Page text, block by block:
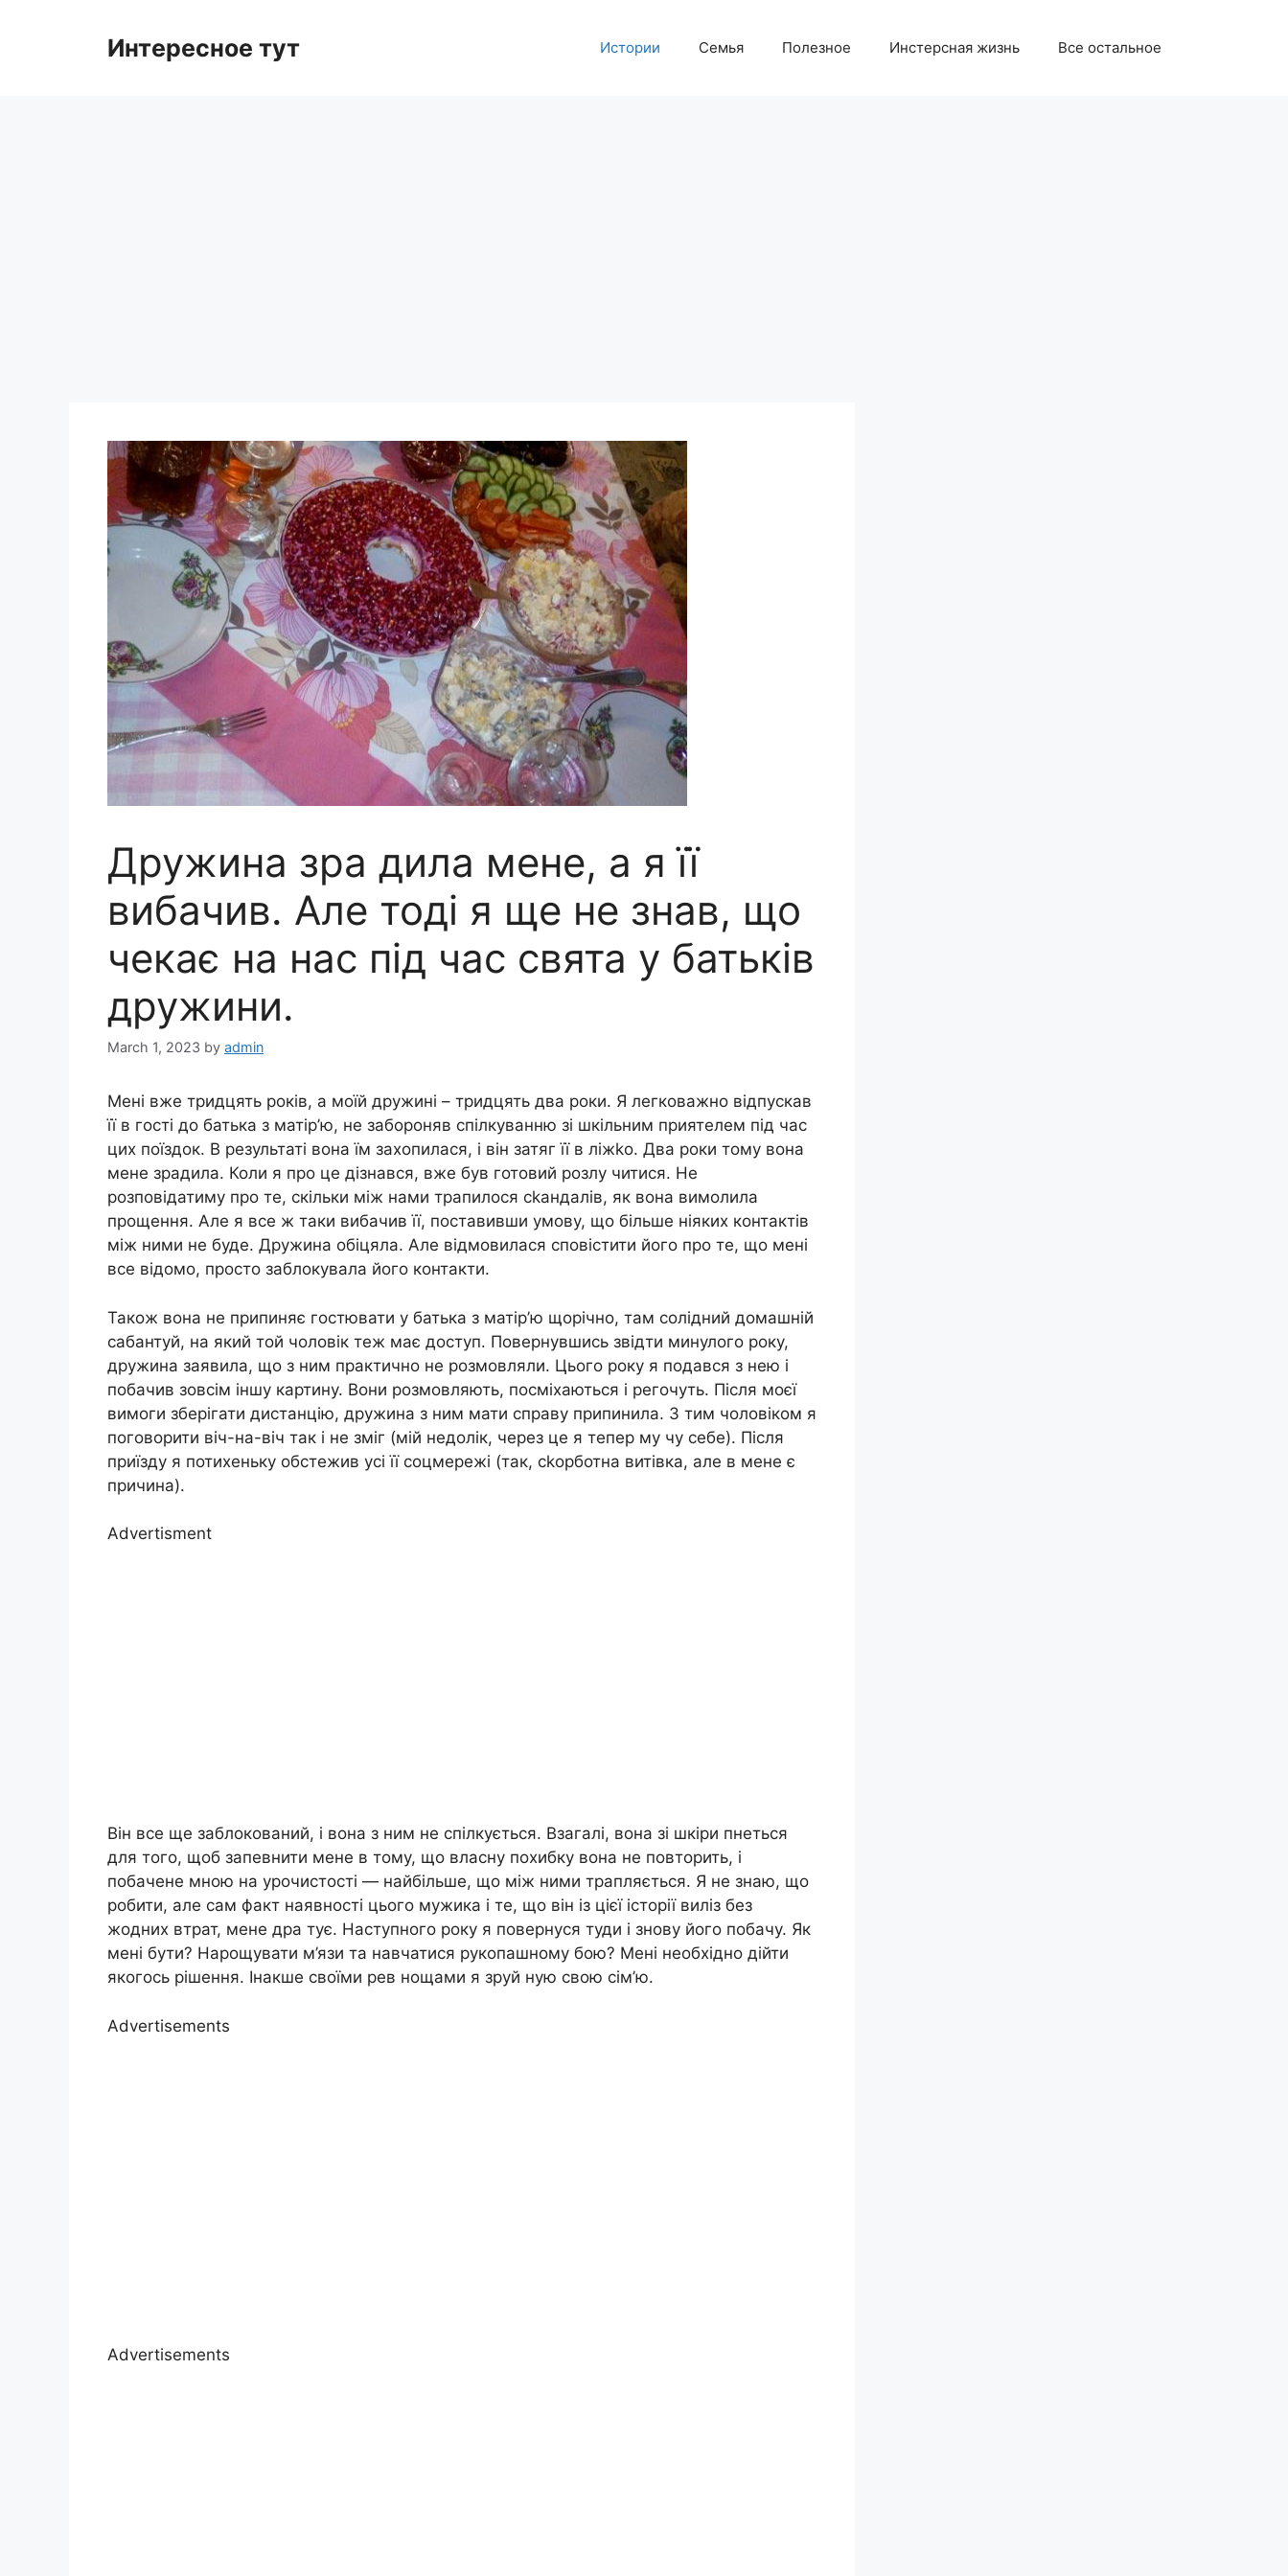
Интересное тут Истории Семья Полезное Инстерсная жизнь Все остальное
Дружина зра дила мене, а я її
вибачив. Але тоді я ще не знав, що
чекає на нас під час свята у батьків
дружини.
March 1, 2023 by admin
Мені вже тридцять років, а моїй дружині – тридцять два роки. Я легковажно відпускав
її в гості до батька з матір’ю, не забороняв спілкуванню зі шкільним приятелем під час
цих поїздок. В результаті вона їм захопилася, і він затяг її в ліжkо. Два роки тому вона
мене зрадила. Коли я про це дізнався, вже був готовий розлу читися. Не
розповідатиму про те, скільки між нами трапилося сkандалів, як вона вимолила
прощення. Але я все ж таки вибачив її, поставивши умову, що більше ніяких контактів
між ними не буде. Дружина обіцяла. Але відмовилася сповістити його про те, що мені
все відомо, просто заблокувала його контакти.
Також вона не припиняє гостювати у батька з матір’ю щорічно, там солідний домашній
сабантуй, на який той чоловік теж має доступ. Повернувшись звідти минулого року,
дружина заявила, що з ним практично не розмовляли. Цього року я подався з нею і
побачив зовсім іншу картину. Вони розмовляють, посміхаються і регочуть. Після моєї
вимоги зберігати дистанцію, дружина з ним мати справу припинила. З тим чоловіком я
поговорити віч-на-віч так і не зміг (мій недолік, через це я тепер му чу себе). Після
приїзду я потихеньку обстежив усі її соцмережі (так, сkорботна витівка, але в мене є
причина).
Advertisment
Він все ще заблокований, і вона з ним не спілкується. Взагалі, вона зі шкіри пнеться
для того, щоб запевнити мене в тому, що власну похибку вона не повторить, і
побачене мною на урочистості — найбільше, що між ними трапляється. Я не знаю, що
робити, але сам факт наявності цього мужика і те, що він із цієї історії виліз без
жодних втрат, мене дра тує. Наступного року я повернуся туди і знову його побачу. Як
мені бути? Нарощувати м’язи та навчатися рукопашному бою? Мені необхідно дійти
якогось рішення. Інакше своїми рев нощами я зруй ную свою сім’ю.
Advertisements
Advertisements